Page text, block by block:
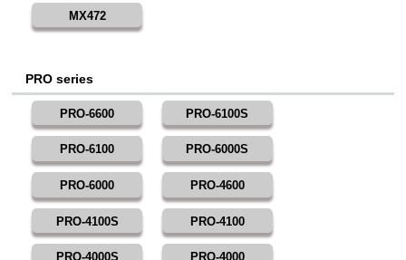
MX472
PRO series
PRO-6600 PRO-6100S
PRO-6100 PRO-6000S
PRO-6000 PRO-4600
PRO-4100S PRO-4100
PRO-4000S PRO-4000